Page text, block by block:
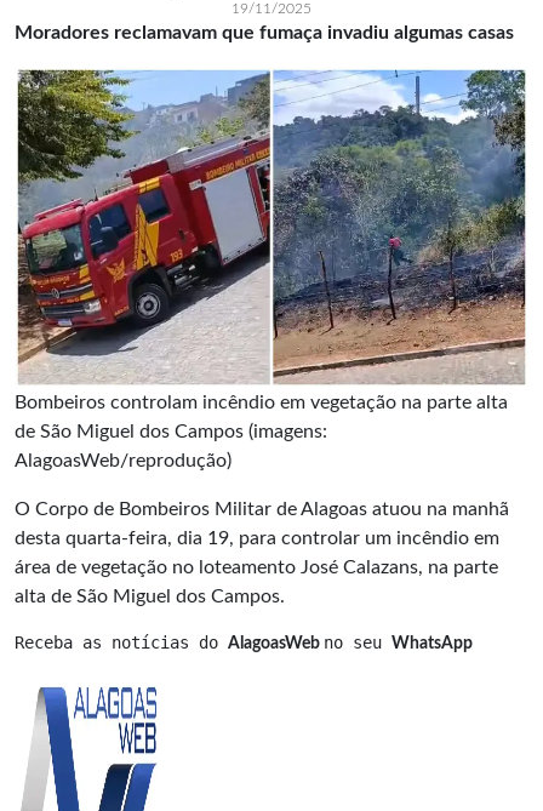
19/11/2025
Moradores reclamavam que fumaça invadiu algumas casas
Bombeiros controlam incêndio em vegetação na parte alta
de São Miguel dos Campos (imagens:
AlagoasWeb/reprodução)
O Corpo de Bombeiros Militar de Alagoas atuou na manhã
desta quarta-feira, dia 19, para controlar um incêndio em
área de vegetação no loteamento José Calazans, na parte
alta de São Miguel dos Campos.
Receba as notícias do AlagoasWeb no seu WhatsApp